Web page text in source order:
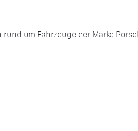
um Fahrzeuge der Marke